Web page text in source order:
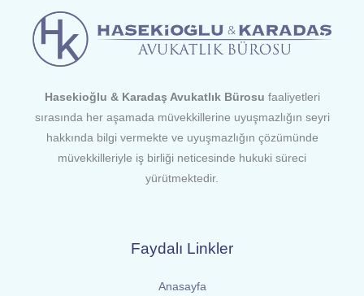
Hasekioğlu & Karadaş Avukatlık Bürosu faaliyetleri
sırasında her aşamada müvekkillerine uyuşmazlığın seyri
hakkında bilgi vermekte ve uyuşmazlığın çözümünde
müvekkilleriyle iş birliği neticesinde hukuki süreci
yürütmektedir.
Faydalı Linkler
Anasayfa